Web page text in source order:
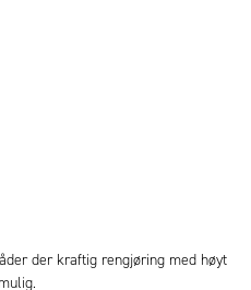
der kraftig rengjøring med høyt